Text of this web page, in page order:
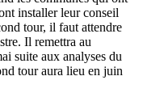
installer leur conseil
tour, il faut attendre
Il remettra au
suite aux analyses du
tour aura lieu en juin